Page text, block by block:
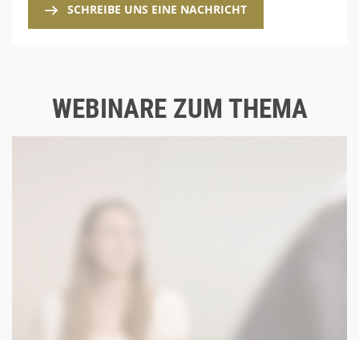
SCHREIBE UNS EINE NACHRICHT
WEBINARE ZUM THEMA